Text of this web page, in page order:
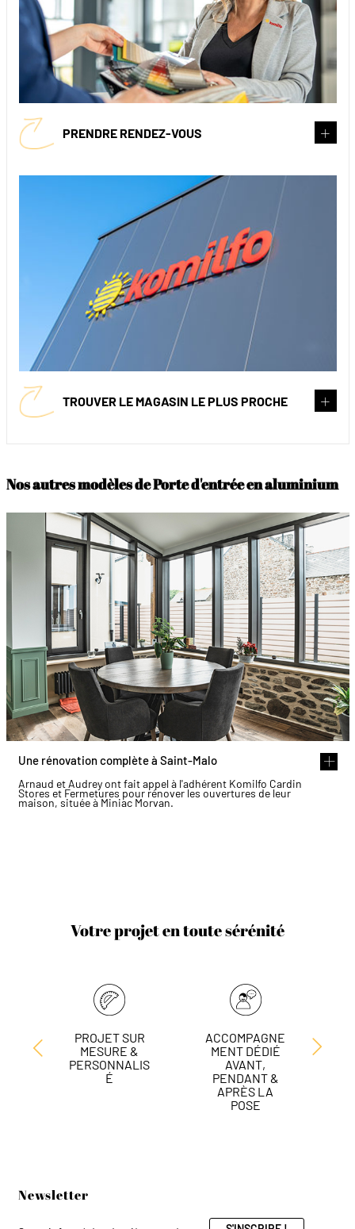
PRENDRE RENDEZ-VOUS
TROUVER LE MAGASIN LE PLUS PROCHE
Nos autres modèles de Porte d'entrée en aluminium
Une rénovation complète à Saint-Malo
Arnaud et Audrey ont fait appel à l'adhérent Komilfo Cardin
Stores et Fermetures pour rénover les ouvertures de leur
maison, située à Miniac Morvan.
Votre projet en toute sérénité
PROJET SUR
MESURE &
PERSONNALIS
É
ACCOMPAGNE
MENT DÉDIÉ
AVANT,
PENDANT &
APRÈS LA
POSE
Newsletter